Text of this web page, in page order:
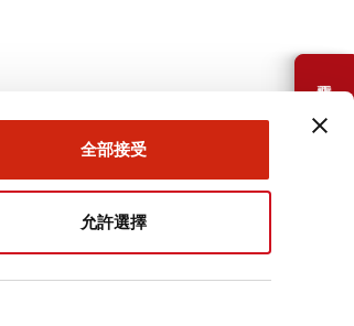
全部接受
允許選擇
需要幫助嗎？
台灣